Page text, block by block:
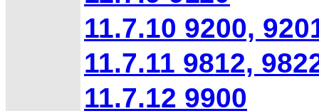
11.7.10 9200,
11.7.11 9812,
11.7.12 9900